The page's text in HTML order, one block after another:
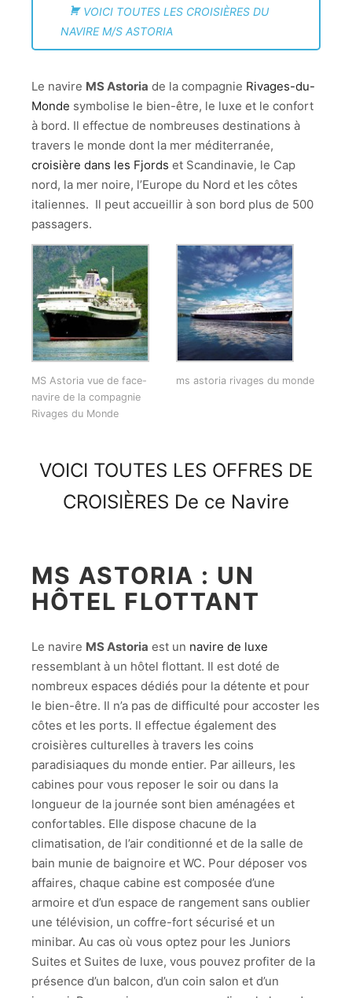
VOICI TOUTES LES CROISIÈRES DU
NAVIRE M/S ASTORIA
Le navire MS Astoria de la compagnie Rivages-du-
Monde symbolise le bien-être, le luxe et le confort
à bord. Il effectue de nombreuses destinations à
travers le monde dont la mer méditerranée,
croisière dans les Fjords et Scandinavie, le Cap
nord, la mer noire, l’Europe du Nord et les côtes
italiennes. Il peut accueillir à son bord plus de 500
passagers.
MS Astoria vue de face-
navire de la compagnie
Rivages du Monde
ms astoria rivages du monde
VOICI TOUTES LES OFFRES DE
CROISIÈRES De ce Navire
MS ASTORIA : UN
HÔTEL FLOTTANT
Le navire MS Astoria est un navire de luxe
ressemblant à un hôtel flottant. Il est doté de
nombreux espaces dédiés pour la détente et pour
le bien-être. Il n’a pas de difficulté pour accoster les
côtes et les ports. Il effectue également des
croisières culturelles à travers les coins
paradisiaques du monde entier. Par ailleurs, les
cabines pour vous reposer le soir ou dans la
longueur de la journée sont bien aménagées et
confortables. Elle dispose chacune de la
climatisation, de l’air conditionné et de la salle de
bain munie de baignoire et WC. Pour déposer vos
affaires, chaque cabine est composée d’une
armoire et d’un espace de rangement sans oublier
une télévision, un coffre-fort sécurisé et un
minibar. Au cas où vous optez pour les Juniors
Suites et Suites de luxe, vous pouvez profiter de la
présence d’un balcon, d’un coin salon et d’un